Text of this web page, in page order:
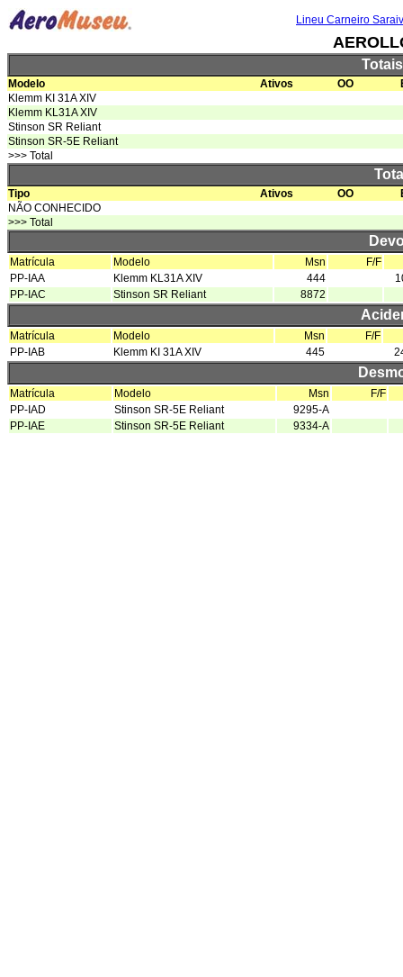
Lineu Carneiro
Modelo Ativos OO
Klemm KI 31A XIV
Klemm KL31A XIV
Stinson SR Reliant
Stinson SR-5E Reliant
>>> Total
Tipo Ativos OO
NÃO CONHECIDO
>>> Total
Matrícula Modelo Msn
F/F
PP-IAA
Klemm KL31A XIV 444
PP-IAC
Stinson SR Reliant 8872
Matrícula Modelo Msn
F/F
PP-IAB
Klemm KI 31A XIV 445
Matrícula Modelo Msn
F/F
PP-IAD
Stinson SR-5E Reliant
9295-A
PP-IAE
Stinson SR-5E Reliant 9334-A